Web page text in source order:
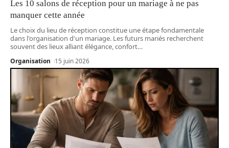
Les 10 salons de réception pour un mariage à ne pas
manquer cette année
Le choix du lieu de réception constitue une étape fondamentale
dans l'organisation d'un mariage. Les futurs mariés recherchent
souvent des lieux alliant élégance, confort…
Organisation 15 juin 2026